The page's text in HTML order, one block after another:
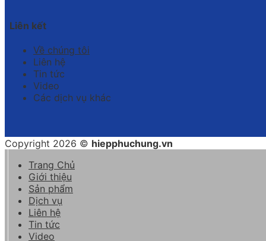
Liên kết
Về chúng tôi
Liên hệ
Tin tức
Video
Các dịch vụ khác
Copyright 2026 © hiepphuchung.vn
Trang Chủ
Giới thiệu
Sản phẩm
Dịch vụ
Liên hệ
Tin tức
Video